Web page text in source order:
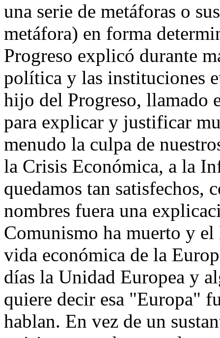
una serie de metáforas o
metáfora) en forma
Progreso explicó durante
política y las instituciones
hijo del Progreso, llamado
para explicar y justificar
menudo la culpa de
la Crisis Económica, a la
quedamos tan satisfechos,
nombres fuera una
Comunismo ha muerto y
vida económica de la
días la Unidad Europea y
quiere decir esa "Europa"
hablan. En vez de un